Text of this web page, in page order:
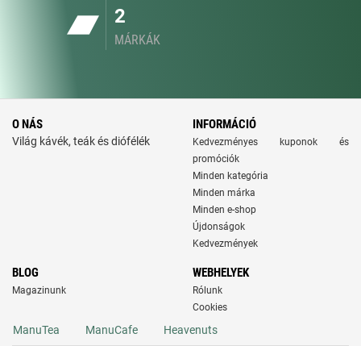
2
MÁRKÁK
O NÁS
Világ kávék, teák és diófélék
INFORMÁCIÓ
Kedvezményes kuponok és
promóciók
Minden kategória
Minden márka
Minden e-shop
Újdonságok
Kedvezmények
BLOG
Magazinunk
WEBHELYEK
Rólunk
Cookies
ManuTea ManuCafe Heavenuts